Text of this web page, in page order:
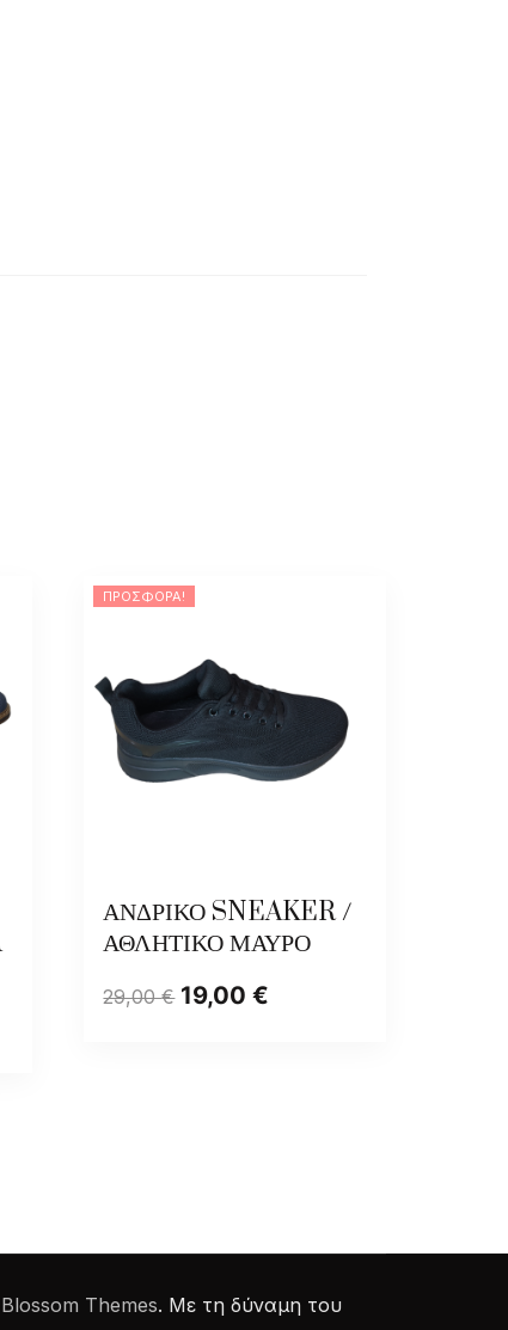
ΠΡΟΣΦΟΡΆ!
ΑΝΔΡΙΚΟ SNEAKER /
ΑΘΛΗΤΙΚΟ ΜΑΥΡΟ
29,00€ 19,00€
Blossom Themes. Με τη δύναμη του